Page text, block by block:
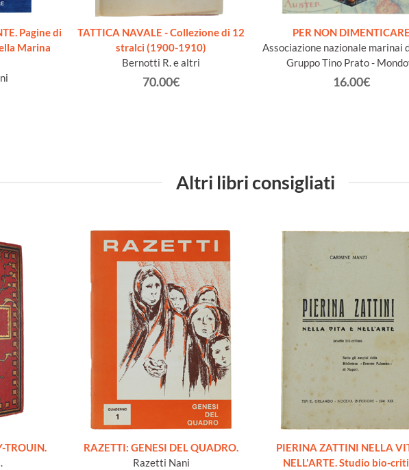
Pagine di
Marina
TATTICA NAVALE - Collezione di 12
stralci (1900-1910)
Bernotti R. e altri
70.00€
PER NON
Associazione nazionale marinai
Gruppo Tino Prato -
16.00€
Altri libri consigliati
TROUIN.
RAZETTI: GENESI DEL QUADRO.
Razetti Nani
PIERINA ZATTINI NELLA
NELL'ARTE. Studio bio-